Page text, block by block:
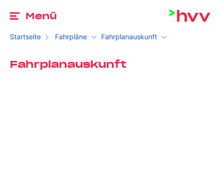
Menü
Startseite Fahrpläne Fahrplanauskunft
Fahrplanauskunft